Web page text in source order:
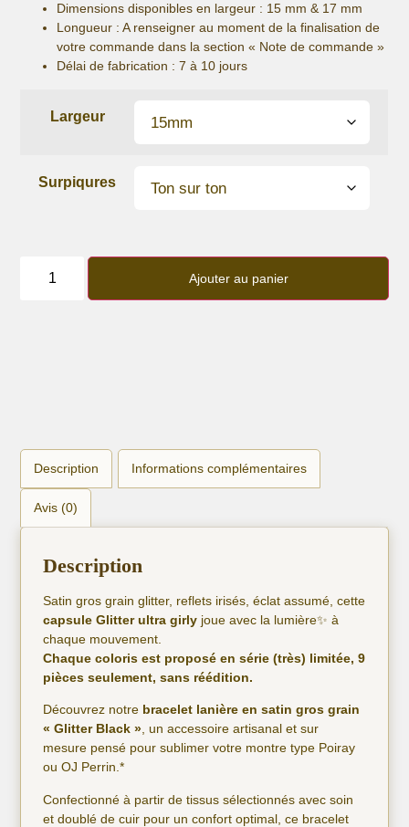
Dimensions disponibles en largeur : 15 mm & 17 mm
Longueur : A renseigner au moment de la finalisation de
votre commande dans la section « Note de commande »
Délai de fabrication : 7 à 10 jours
Largeur
Surpiqures
Bracelet
Ajouter au panier
Description Informations complémentaires
Avis (0)
Description
Satin gros grain glitter, reflets irisés, éclat assumé, cette
capsule Glitter ultra girly joue avec la lumière✨ à
chaque mouvement.
Chaque coloris est proposé en série (très) limitée, 9
pièces seulement, sans réédition.
Découvrez notre bracelet lanière en satin gros grain
« Glitter Black », un accessoire artisanal et sur
mesure pensé pour sublimer votre montre type Poiray
ou OJ Perrin.*
Confectionné à partir de tissus sélectionnés avec soin
et doublé de cuir pour un confort optimal, ce bracelet